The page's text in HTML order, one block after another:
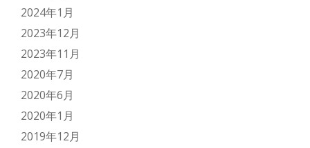
2024年1月
2023年12月
2023年11月
2020年7月
2020年6月
2020年1月
2019年12月